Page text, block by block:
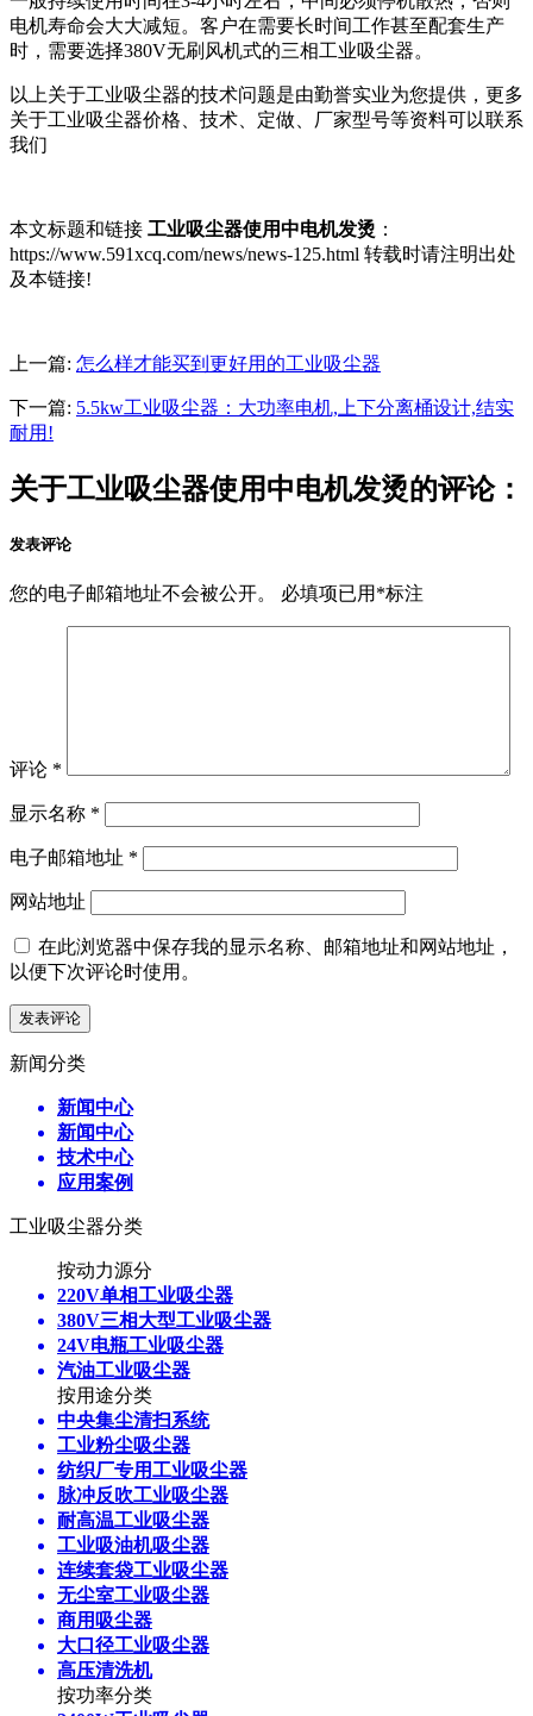
电机寿命会大大减短。客户在需要长时间工作甚至配套生产
时，需要选择380V无刷风机式的三相工业吸尘器。
以上关于工业吸尘器的技术问题是由勤誉实业为您提供，更多
关于工业吸尘器价格、技术、定做、厂家型号等资料可以联系
我们
本文标题和链接 工业吸尘器使用中电机发烫 ：
https://www.591xcq.com/news/news-125.html 转载时请注明出处
及本链接!
上一篇: 怎么样才能买到更好用的工业吸尘器
下一篇: 5.5kw工业吸尘器：大功率电机,上下分离桶设计,结实
耐用!
关于工业吸尘器使用中电机发烫的评论：
发表评论
您的电子邮箱地址不会被公开。 必填项已用 *标注
评论 *
显示名称 *
电子邮箱地址 *
网站地址
在此浏览器中保存我的显示名称、邮箱地址和网站地址，
以便下次评论时使用。
新闻分类
新闻中心
新闻中心
技术中心
应用案例
工业吸尘器分类
按动力源分
220V单相工业吸尘器
380V三相大型工业吸尘器
24V电瓶工业吸尘器
汽油工业吸尘器
按用途分类
中央集尘清扫系统
工业粉尘吸尘器
纺织厂专用工业吸尘器
脉冲反吹工业吸尘器
耐高温工业吸尘器
工业吸油机吸尘器
连续套袋工业吸尘器
无尘室工业吸尘器
商用吸尘器
大口径工业吸尘器
高压清洗机
按功率分类